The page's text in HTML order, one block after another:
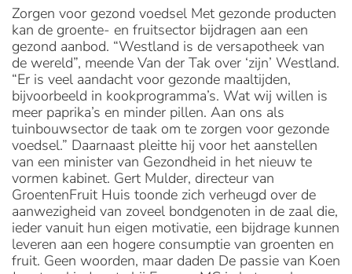
Zorgen voor gezond voedsel Met gezonde producten
kan de groente- en fruitsector bijdragen aan een
gezond aanbod. “Westland is de versapotheek van
de wereld”, meende Van der Tak over ‘zijn’ Westland.
“Er is veel aandacht voor gezonde maaltijden,
bijvoorbeeld in kookprogramma’s. Wat wij willen is
meer paprika’s en minder pillen. Aan ons als
tuinbouwsector de taak om te zorgen voor gezonde
voedsel.” Daarnaast pleitte hij voor het aanstellen
van een minister van Gezondheid in het nieuw te
vormen kabinet. Gert Mulder, directeur van
GroentenFruit Huis toonde zich verheugd over de
aanwezigheid van zoveel bondgenoten in de zaal die,
ieder vanuit hun eigen motivatie, een bijdrage kunnen
leveren aan een hogere consumptie van groenten en
fruit. Geen woorden, maar daden De passie van Koen